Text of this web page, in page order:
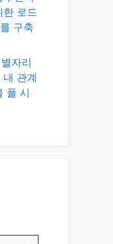
한 로드
구축
자리
내 관계
풀 시